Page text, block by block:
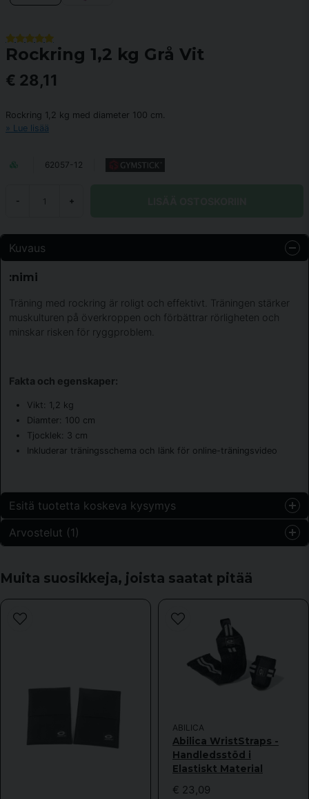
Rockring 1,2 kg Grå Vit
€ 28,11
Rockring 1,2 kg med diameter 100 cm.
Lue lisää
62057-12
- +
Kuvaus
:nimi
Träning med rockring är roligt och effektivt. Träningen stärker
muskulturen på överkroppen och förbättrar rörligheten och
minskar risken för ryggproblem.
Fakta och egenskaper:
Vikt: 1,2 kg
Diamter: 100 cm
Tjocklek: 3 cm
Inkluderar träningsschema och länk för online-träningsvideo
Esitä tuotetta koskeva kysymys
question
name
Nimi
Kyllä, voitte julkaista kysymykseni.
Arvostelut (1)
Lena
1 vuosi sitten
Muita suosikkeja, joista saatat pitää
ABILICA
Abilica WristStraps -
Handledsstöd i
Elastiskt Material
€ 23,09